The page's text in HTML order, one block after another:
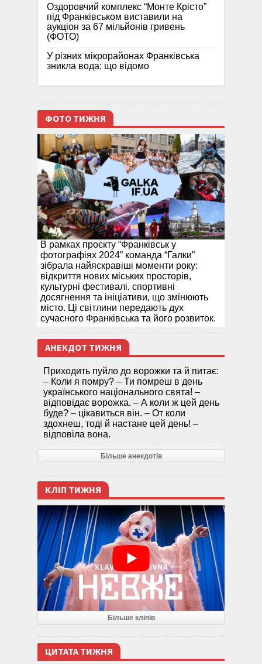
Оздоровчий комплекс “Монте Крісто”
під Франківськом виставили на
аукціон за 67 мільйонів гривень
(ФОТО)
У різних мікрорайонах Франківська
зникла вода: що відомо
ФОТО ТИЖНЯ
В рамках проєкту “Франківськ у
фотографіях 2024” команда “Галки”
зібрала найяскравіші моменти року:
відкриття нових міських просторів,
культурні фестивалі, спортивні
досягнення та ініціативи, що змінюють
місто. Ці світлини передають дух
сучасного Франківська та його розвиток.
АНЕКДОТ ТИЖНЯ
Приходить пуйло до ворожки та й питає:
– Коли я помру? – Ти помреш в день
українського національного свята! –
відповідає ворожка. – А коли ж цей день
буде? – цікавиться він. – От коли
здохнеш, тоді й настане цей день! –
відповіла вона.
Більше анекдотів
КЛІП ТИЖНЯ
Більше кліпів
ЦИТАТА ТИЖНЯ